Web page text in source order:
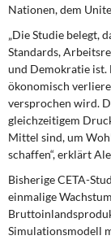
Institut
Rosa-
Über mich
Kontakt
Nationen, dem
„Die Studie belegt,
Standards,
und Demokratie ist.
ökonomisch
versprochen wird.
gleichzeitigem
Mittel sind, um
schaffen“, erklärt
Bisherige CETA-
einmalige
Simulationsmodell